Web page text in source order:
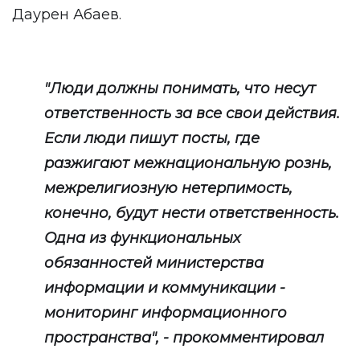
Даурен Абаев.
"Люди должны понимать, что несут
ответственность за все свои действия.
Если люди пишут посты, где
разжигают межнациональную рознь,
межрелигиозную нетерпимость,
конечно, будут нести ответственность.
Одна из функциональных
обязанностей министерства
информации и коммуникации -
мониторинг информационного
пространства", - прокомментировал